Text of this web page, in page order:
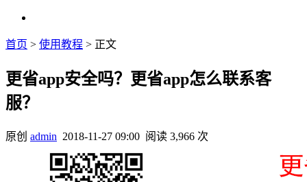
首页 > 使用教程 > 正文
更省app安全吗？更省app怎么联系客
服？
原创 admin 2018-11-27 09:00 阅读 3,966 次